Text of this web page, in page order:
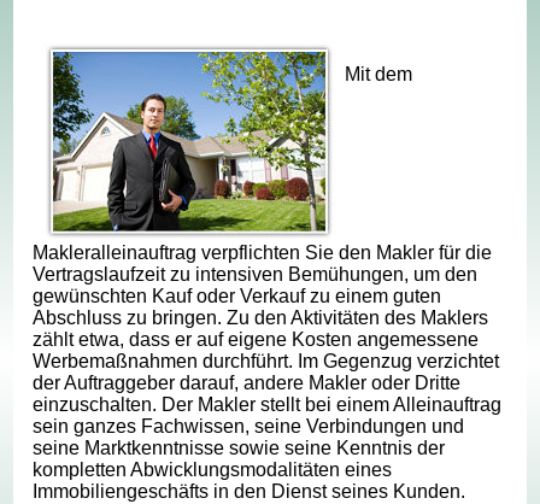
Mit dem
Makleralleinauftrag verpflichten Sie den Makler für die
Vertragslaufzeit zu intensiven Bemühungen, um den
gewünschten Kauf oder Verkauf zu einem guten
Abschluss zu bringen. Zu den Aktivitäten des Maklers
zählt etwa, dass er auf eigene Kosten angemessene
Werbemaßnahmen durchführt. Im Gegenzug verzichtet
der Auftraggeber darauf, andere Makler oder Dritte
einzuschalten. Der Makler stellt bei einem Alleinauftrag
sein ganzes Fachwissen, seine Verbindungen und
seine Marktkenntnisse sowie seine Kenntnis der
kompletten Abwicklungsmodalitäten eines
Immobiliengeschäfts in den Dienst seines Kunden.